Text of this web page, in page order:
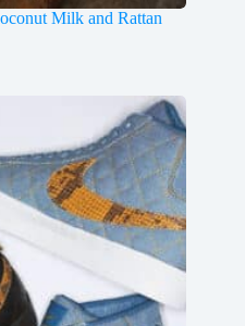
Milk and Rattan